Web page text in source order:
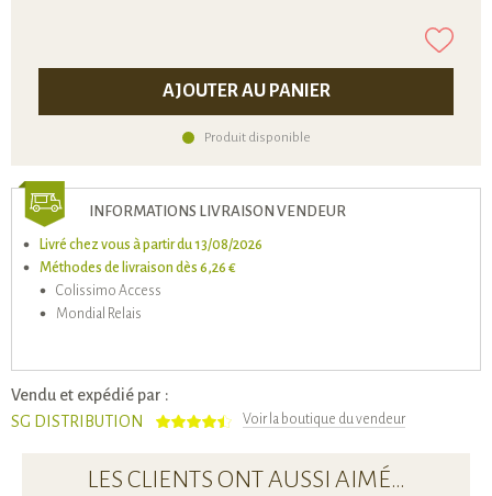
AJOUTER AU PANIER
Produit disponible
INFORMATIONS LIVRAISON VENDEUR
Livré chez vous à partir du 13/08/2026
Méthodes de livraison dès 6,26 €
Colissimo Access
Mondial Relais
Vendu et expédié par :
SG DISTRIBUTION
Voir la boutique du vendeur
LES CLIENTS ONT AUSSI AIMÉ…